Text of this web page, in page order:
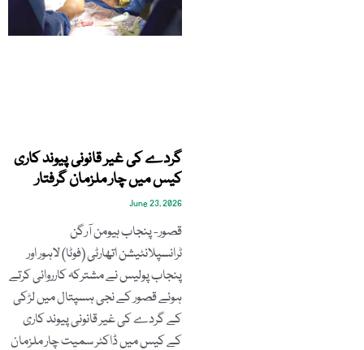
گردے کی غیر قانونی پیوند کاری
کیس میں چار ملزمان گرفتار
June 23, 2026
قصور- پنجاب ہیومن آرگن
ٹرانسپلانٹیشن اتھارٹی (فوٹا) لاہور اور
پنجاب پولیس نے مشترکہ کارروائی کرتے
ہوئے قصور کے نجی ہسپتال میں لڑکی
کے گردے کی غیر قانونی پیوند کاری
کے کیس میں ڈاکٹر سمیت چار ملزمان